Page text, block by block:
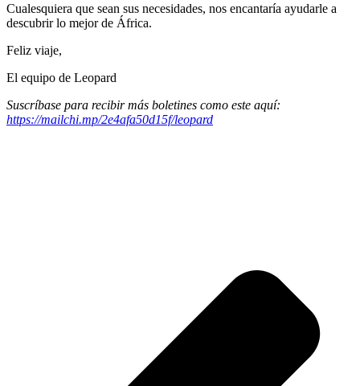
Cualesquiera que sean sus necesidades, nos encantaría ayudarle a
descubrir lo mejor de África.
Feliz viaje,
El equipo de Leopard
Suscríbase para recibir más boletines como este aquí:
https://mailchi.mp/2e4afa50d15f/leopard